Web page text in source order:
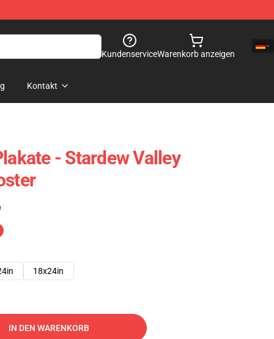
KundenserviceWarenkorb anzeigen
Kontakt
- Stardew Valley
18x24in
IN DEN WARENKORB